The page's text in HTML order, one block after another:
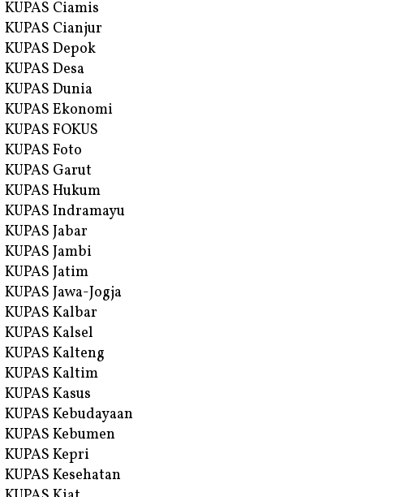
KUPAS Ciamis
KUPAS Cianjur
KUPAS Depok
KUPAS Desa
KUPAS Dunia
KUPAS Ekonomi
KUPAS FOKUS
KUPAS Foto
KUPAS Garut
KUPAS Hukum
KUPAS Indramayu
KUPAS Jabar
KUPAS Jambi
KUPAS Jatim
KUPAS Jawa-Jogja
KUPAS Kalbar
KUPAS Kalsel
KUPAS Kalteng
KUPAS Kaltim
KUPAS Kasus
KUPAS Kebudayaan
KUPAS Kebumen
KUPAS Kepri
KUPAS Kesehatan